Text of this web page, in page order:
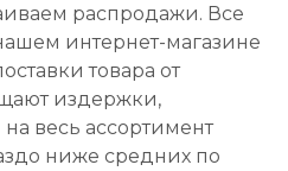
распродажи. Все
интернет-магазине
товара от
издержки,
весь ассортимент
ниже средних по